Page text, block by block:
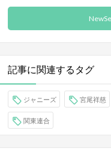
記事に関連するタグ
ジャニーズ 宮尾祥慈
関東連合